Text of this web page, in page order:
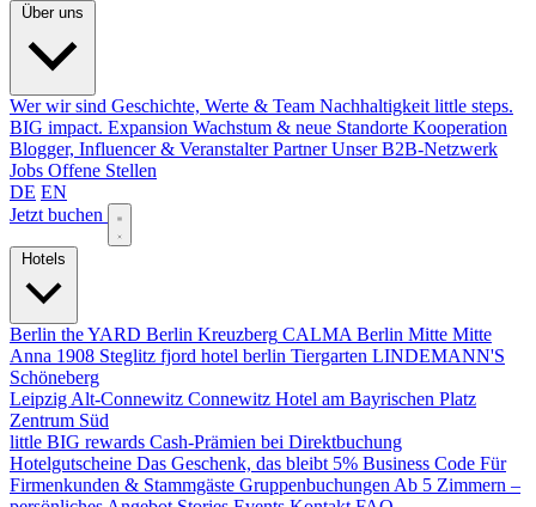
Wer wir sind Geschichte, Werte & Team Nachhaltigkeit little steps.
BIG impact. Expansion Wachstum & neue Standorte Kooperation
Blogger, Influencer & Veranstalter Partner Unser B2B-Netzwerk
Jobs Offene Stellen
DE EN
Jetzt buchen
Berlin the YARD Berlin Kreuzberg CALMA Berlin Mitte Mitte
Anna 1908 Steglitz fjord hotel berlin Tiergarten LINDEMANN'S
Schöneberg
Leipzig Alt-Connewitz Connewitz Hotel am Bayrischen Platz
Zentrum Süd
little BIG rewards Cash-Prämien bei Direktbuchung
Hotelgutscheine Das Geschenk, das bleibt 5% Business Code Für
Firmenkunden & Stammgäste Gruppenbuchungen Ab 5 Zimmern –